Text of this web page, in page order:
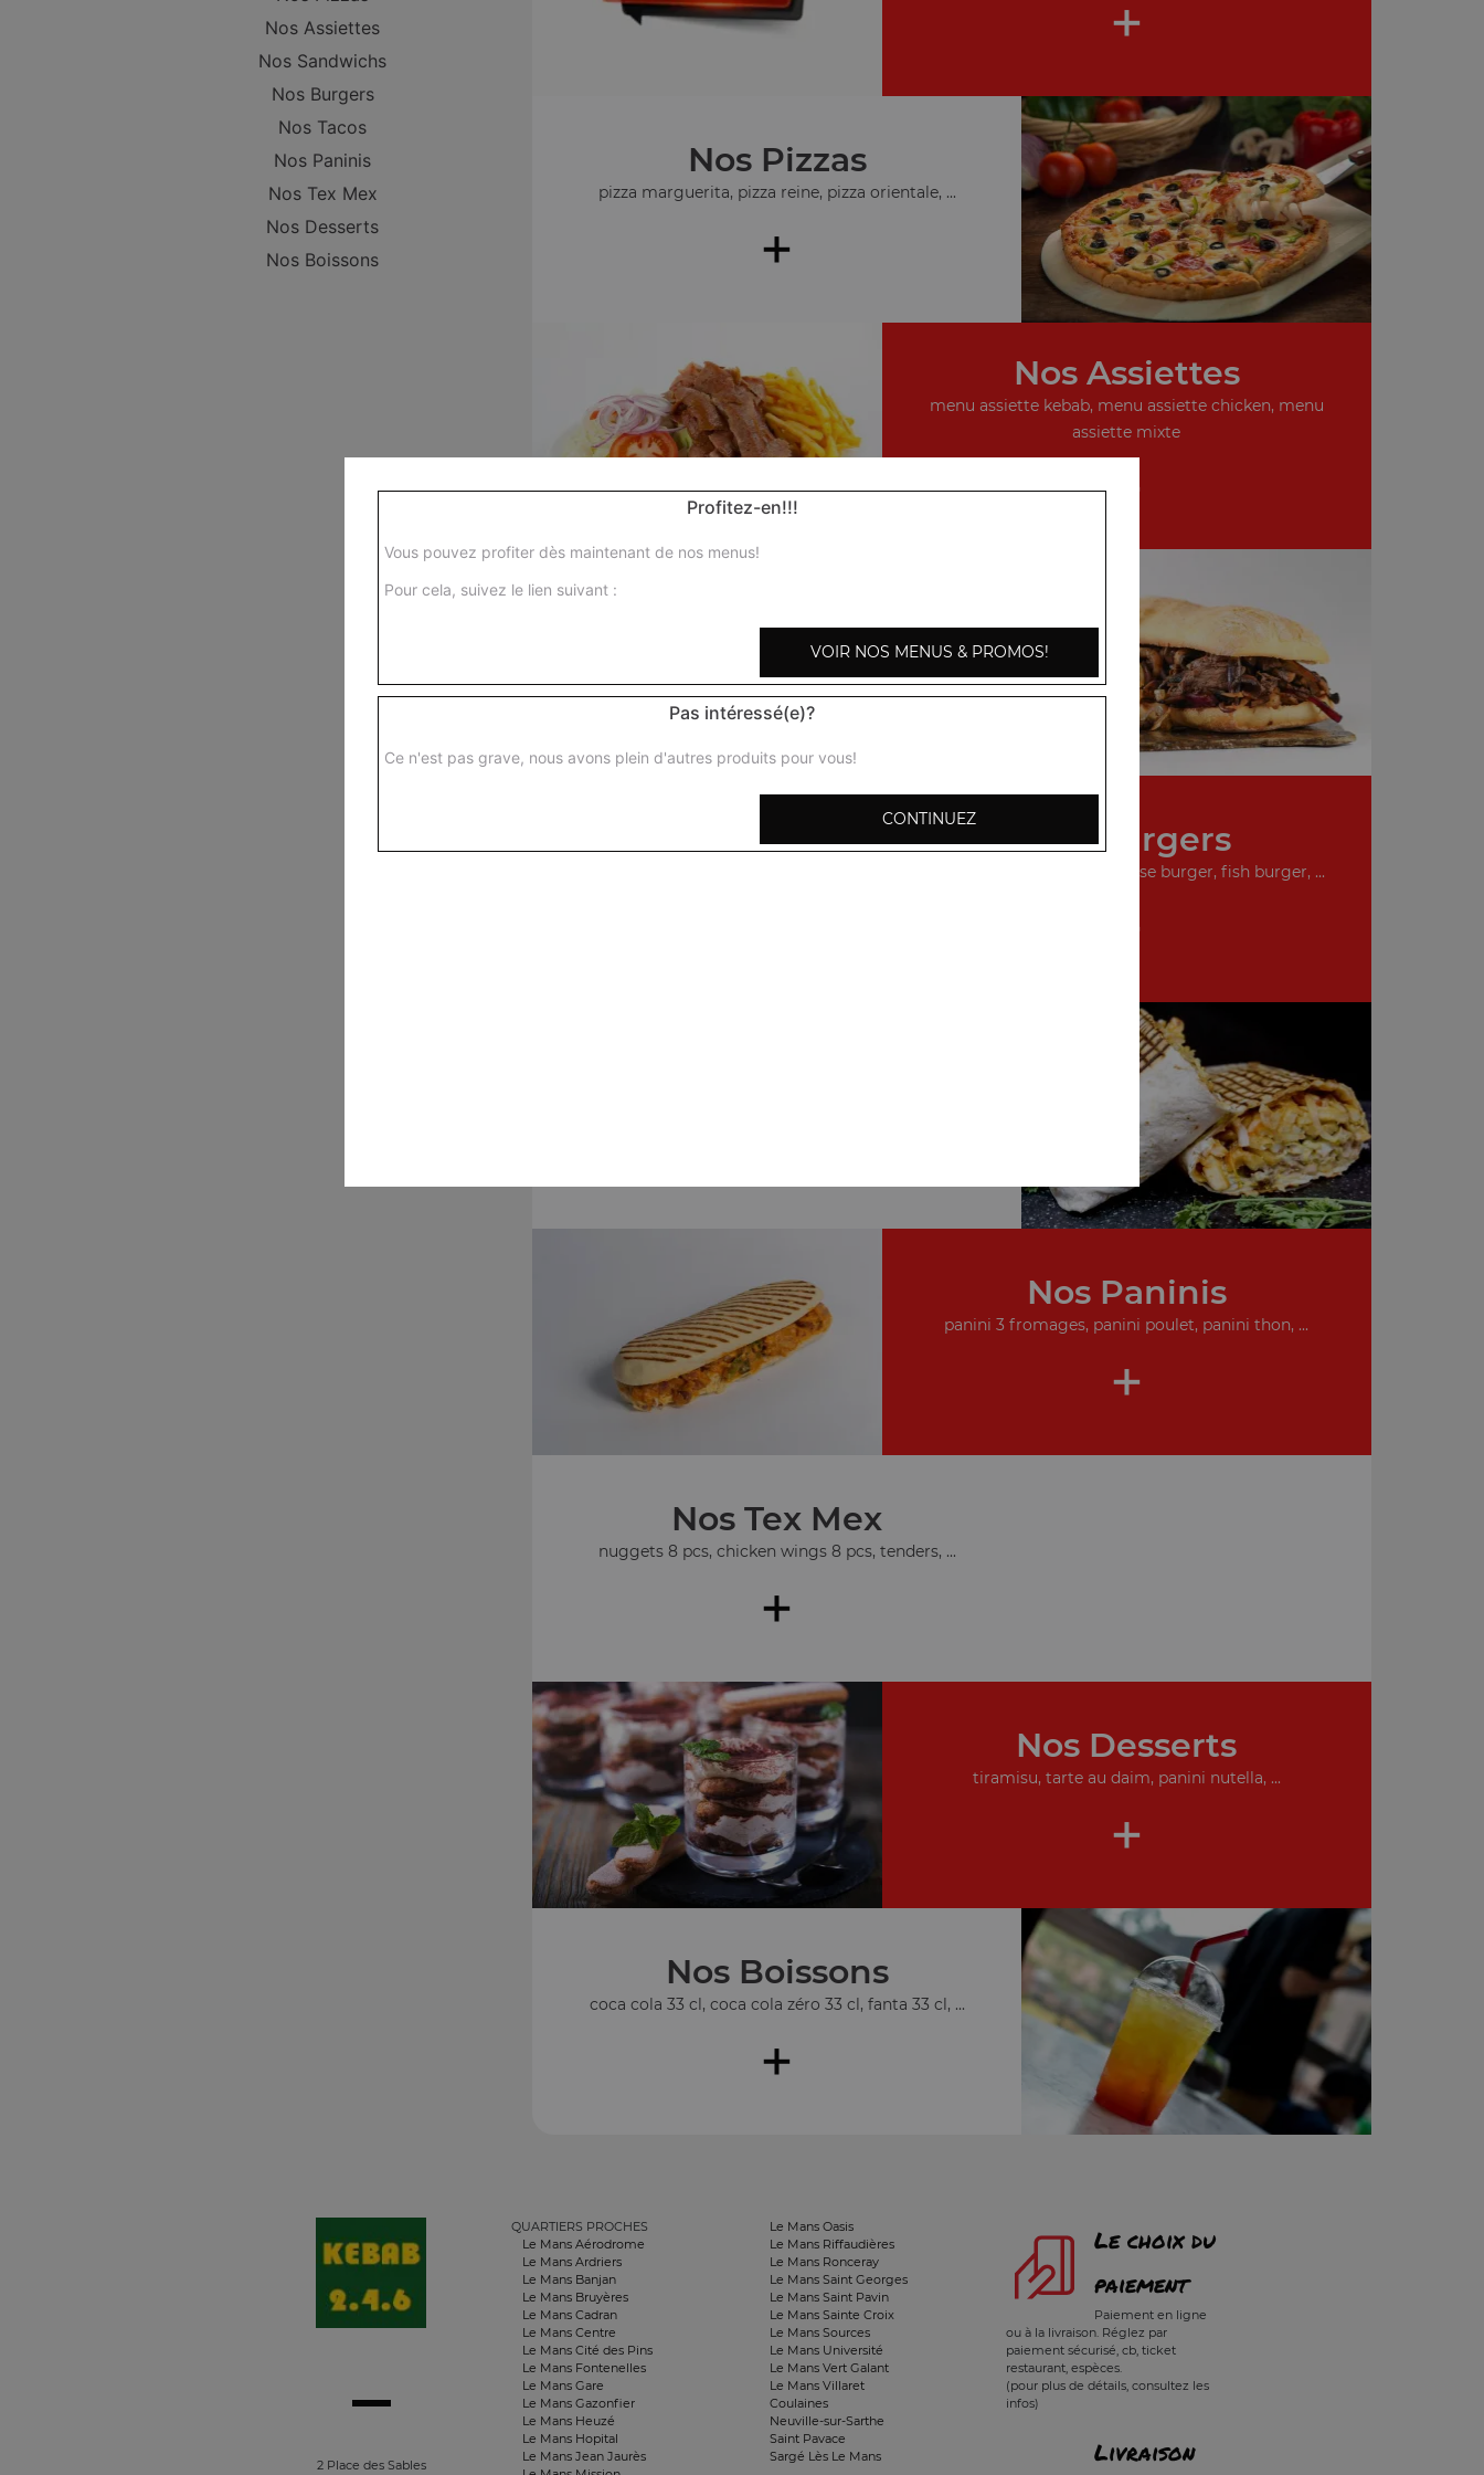
Nos Assiettes
Nos Sandwichs
Nos Burgers
Nos Tacos
Nos Paninis
Nos Tex Mex
Nos Desserts
Nos Boissons
+
Nos Pizzas
pizza marguerita, pizza reine, pizza orientale, ...
+
Nos Assiettes
menu assiette kebab, menu assiette chicken, menu
assiette mixte
+
menu sandwich kebab dinde, menu sandwich kebab
poulet, menu sandwich escalope, ...
+
Nos Burgers
cheese burger, double cheese burger, fish burger, ...
+
Nos Paninis
panini 3 fromages, panini poulet, panini thon, ...
+
Nos Tex Mex
nuggets 8 pcs, chicken wings 8 pcs, tenders, ...
+
Nos Desserts
tiramisu, tarte au daim, panini nutella, ...
+
Nos Boissons
coca cola 33 cl, coca cola zéro 33 cl, fanta 33 cl, ...
+
2 Place des Sables
QUARTIERS PROCHES
Le Mans Aérodrome
Le Mans Ardriers
Le Mans Banjan
Le Mans Bruyères
Le Mans Cadran
Le Mans Centre
Le Mans Cité des Pins
Le Mans Fontenelles
Le Mans Gare
Le Mans Gazonfier
Le Mans Heuzé
Le Mans Hopital
Le Mans Jean Jaurès
Le Mans Oasis
Le Mans Riffaudières
Le Mans Ronceray
Le Mans Saint Georges
Le Mans Saint Pavin
Le Mans Sainte Croix
Le Mans Sources
Le Mans Université
Le Mans Vert Galant
Le Mans Villaret
Coulaines
Neuville-sur-Sarthe
Saint Pavace
Sargé Lès Le Mans
Le choix du
paiement
Paiement en ligne
ou à la livraison. Réglez par
paiement sécurisé, cb, ticket
restaurant, espèces.
(pour plus de détails, consultez les
infos)
Livraison
Profitez-en!!!
Vous pouvez profiter dès maintenant de nos menus!
Pour cela, suivez le lien suivant :
VOIR NOS MENUS & PROMOS!
Pas intéressé(e)?
Ce n'est pas grave, nous avons plein d'autres produits pour vous!
CONTINUEZ